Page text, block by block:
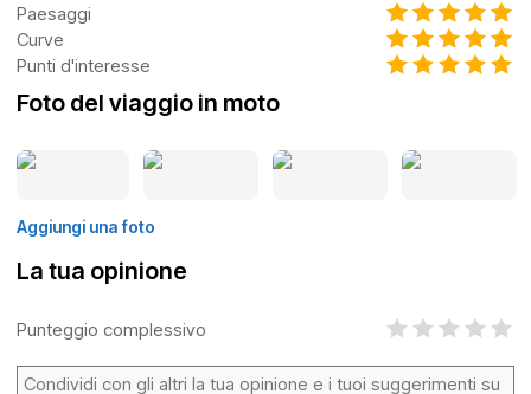
Paesaggi
Curve
Punti d'interesse
Foto del viaggio in moto
Aggiungi una foto
La tua opinione
Punteggio complessivo